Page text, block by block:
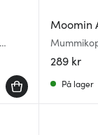
Moomin
289 kr
På lager